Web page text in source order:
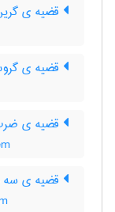
قضیه ی
قضیه ی
قضیه ی
قضیه ی سه